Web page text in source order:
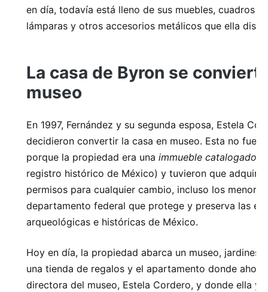
en día, todavía está lleno de sus muebles, cuadros e
lámparas y otros accesorios metálicos que ella
La casa de Byron se
museo
En 1997, Fernández y su segunda esposa, Estela
decidieron convertir la casa en museo. Esta no fue
porque la propiedad era una immueble catalogado
registro histórico de México) y tuvieron que adquirir
permisos para cualquier cambio, incluso los
departamento federal que protege y preserva las
arqueológicas e históricas de México.
Hoy en día, la propiedad abarca un museo, jardines,
una tienda de regalos y el apartamento donde
directora del museo, Estela Cordero, y donde ella y